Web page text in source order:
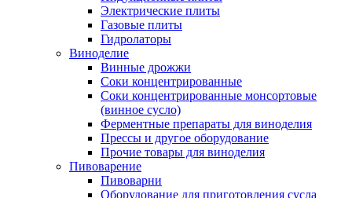
Электрические плиты
Газовые плиты
Гидролаторы
Виноделие
Винные дрожжи
Соки концентрированные
Соки концентрированные монсортовые
(винное сусло)
Ферментные препараты для виноделия
Прессы и другое оборудование
Прочие товары для виноделия
Пивоварение
Пивоварни
Оборудование для приготовления сусла